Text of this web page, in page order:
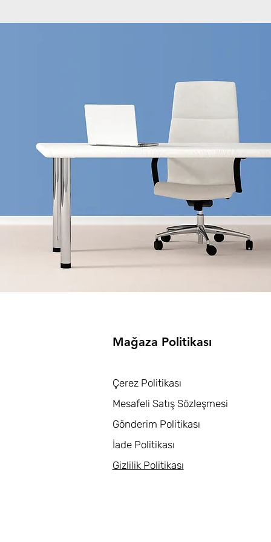
Mağaza Politikası
Çerez Politikası
Mesafeli Satış Sözleşmesi
Gönderim Politikası
İade Politikası
Gizlilik Politikası